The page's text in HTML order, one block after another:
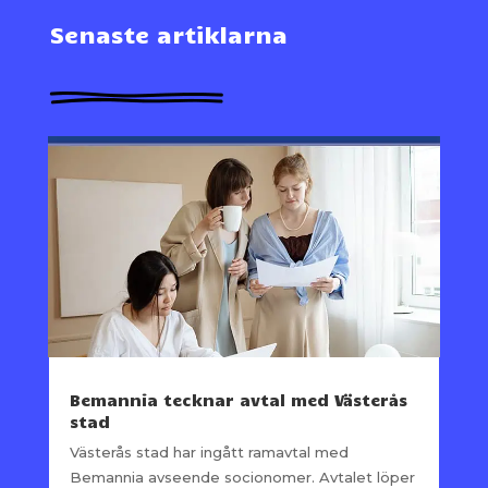
Senaste artiklarna
Bemannia tecknar avtal med Västerås
stad
Västerås stad har ingått ramavtal med
Bemannia avseende socionomer. Avtalet löper